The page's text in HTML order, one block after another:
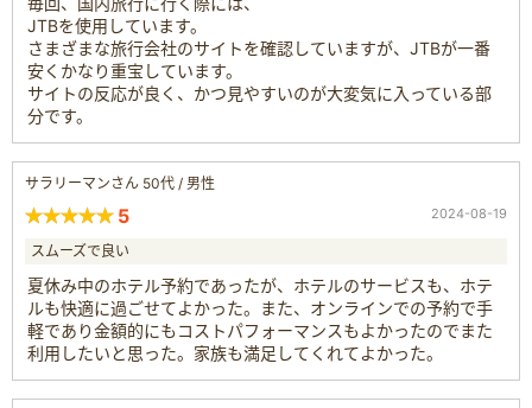
JTBを使用しています。
さまざまな旅行会社のサイトを確認していますが、JTBが一番
安くかなり重宝しています。
サイトの反応が良く、かつ見やすいのが大変気に入っている部
分です。
サラリーマンさん 50代 / 男性
5 2024-08-19
スムーズで良い
夏休み中のホテル予約であったが、ホテルのサービスも、ホテ
ルも快適に過ごせてよかった。また、オンラインでの予約で手
軽であり金額的にもコストパフォーマンスもよかったのでまた
利用したいと思った。家族も満足してくれてよかった。